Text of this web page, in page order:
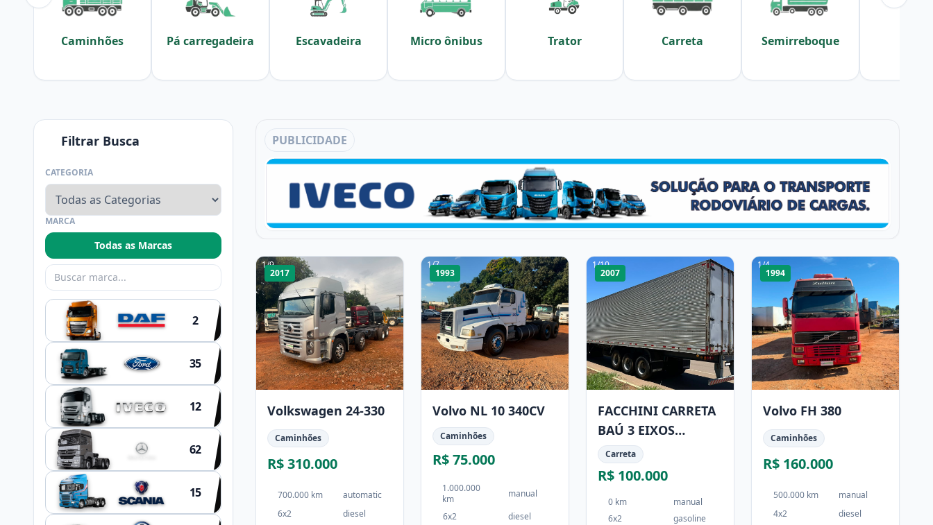
Caminhões Pá carregadeira Escavadeira Micro ônibus Trator Carreta Semirreboque
Filtrar Busca
CATEGORIA
MARCA
Todas as Marcas
2
35
12
62
15
PUBLICIDADE
1/9
2017
Volkswagen 24-330
Caminhões
R$ 310.000
700.000 km
automatic
6x2
diesel
1/7
1993
Volvo NL 10 340CV
Caminhões
R$ 75.000
1.000.000
km
manual
6x2
diesel
1/10
2007
FACCHINI CARRETA
BAÚ 3 EIXOS
FACCHINI ANO 2007
Carreta
R$ 100.000
0 km
manual
6x2
gasoline
1/4
1994
Volvo FH 380
Caminhões
R$ 160.000
500.000 km
manual
4x2
diesel